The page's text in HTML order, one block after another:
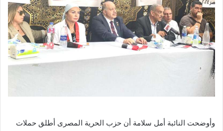
وأوضحت النائبة أمل سلامة أن حزب الحرية المصرى أطلق حملات